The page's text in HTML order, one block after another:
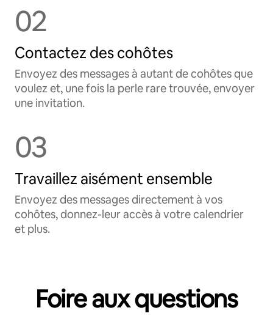
02
Contactez des cohôtes
Envoyez des messages à autant de cohôtes que
voulez et, une fois la perle rare trouvée, envoyer
une invitation.
03
Travaillez aisément ensemble
Envoyez des messages directement à vos
cohôtes, donnez-leur accès à votre calendrier
et plus.
Foire aux questions